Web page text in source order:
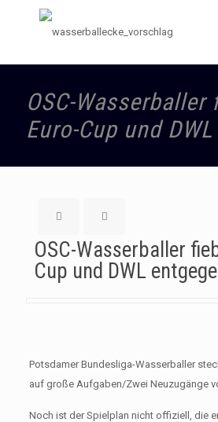
OSC-Wasserballer
Euro-Cup und
OSC-Wasserballer
Cup und DWL
Potsdamer Bundesliga-Wasserballer
auf große Aufgaben/Zwei Neuzugänge
Noch ist der Spielplan nicht offiziell, die